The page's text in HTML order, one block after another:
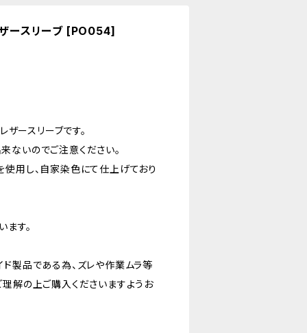
スリーブ [PO054]
ースリーブです。
ないのでご注意ください。
使用し、自家染色にて仕上げており
す。
製品である為、ズレや作業ムラ等
解の上ご購入くださいますようお